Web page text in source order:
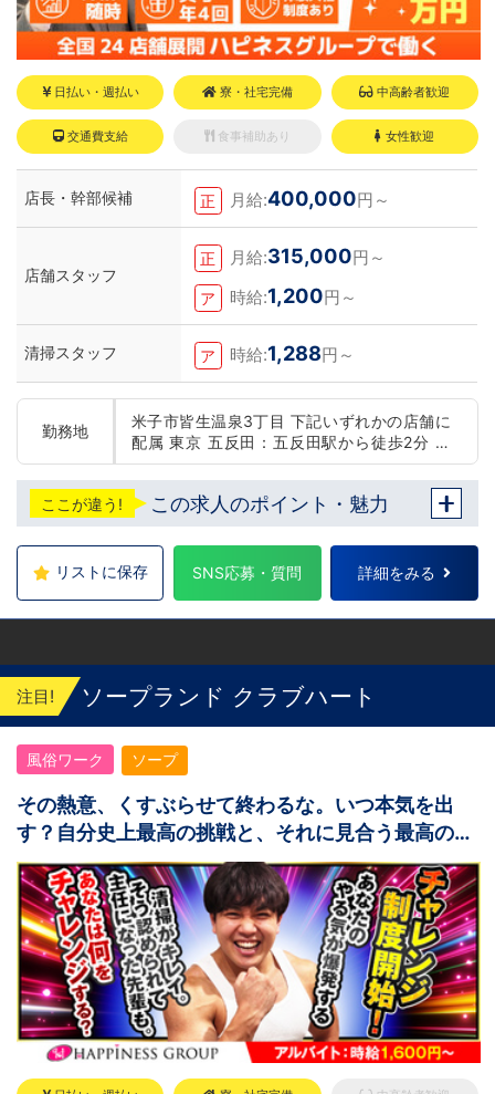
日払い・週払い 寮・社宅完備 中高齢者歓迎
交通費支給 食事補助あり 女性歓迎
店長・幹部候補 正 月給:400,000円～
店舗スタッフ
正 月給:315,000円～
ア 時給:1,200円～
清掃スタッフ ア 時給:1,288円～
勤務地
米子市皆生温泉3丁目 下記いずれかの店舗に
配属 東京 五反田：五反田駅から徒歩2分 池
袋：池袋駅西口から徒歩2分 吉原：三ノ輪駅
から徒歩8分 神奈川 横浜：京急線黄金町駅か
ら徒歩8分 茨城 水戸：水戸駅からバス5分 北
海道 札幌：すすきの駅から徒歩5分 中国・四
国 鳥取：米子市皆生温泉 愛媛：松山道後温泉
九州・沖縄 福岡：中洲川端駅から徒歩8分 沖
ここが違う! この求人のポイント・魅力
リストに保存 SNS応募・質問 詳細をみる
注目! ソープランド クラブハート
風俗ワーク ソープ
その熱意、くすぶらせて終わるな。いつ本気を出
す？自分史上最高の挑戦と、それに見合う最高の対
価を。